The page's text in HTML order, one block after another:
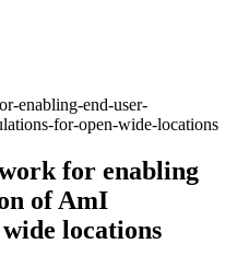
enabling-end-user-
for-open-wide-locations
for enabling
of AmI
locations